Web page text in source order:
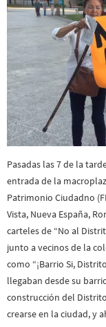
Pasadas las 7 de la
entrada de la
Patrimonio Ciudadno
Vista, Nueva España,
carteles de “No al
junto a vecinos de la
como “¡Barrio Si,
llegaban desde su
construcción del
crearse en la ciudad, y